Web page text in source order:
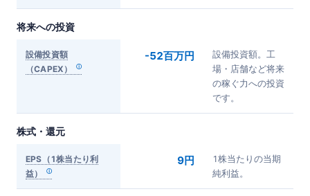
将来への投資
設備投資額
（CAPEX）
-52百万円
設備投資額。工
場・店舗など将来
の稼ぐ力への投資
です。
株式・還元
EPS（1株当たり利
益）
9円
1株当たりの当期
純利益。